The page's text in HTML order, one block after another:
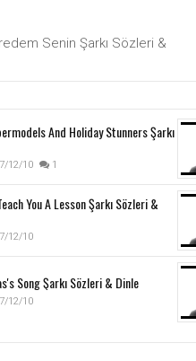
Senin Şarkı Sözleri &
And Holiday Stunners Şarkı
12/10 1
You A Lesson Şarkı Sözleri &
12/10
Song Şarkı Sözleri & Dinle
12/10